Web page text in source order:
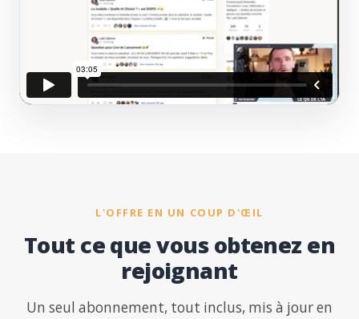
L'OFFRE EN UN COUP D'ŒIL
Tout ce que vous obtenez en
rejoignant
Un seul abonnement, tout inclus, mis à jour en